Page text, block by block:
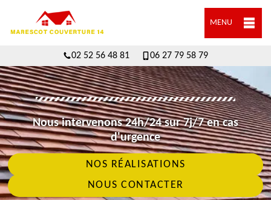
MENU
02 52 56 48 81 06 27 79 58 79
Nous intervenons 24h/24 sur 7j/7 en cas
d'urgence
NOS RÉALISATIONS
NOUS CONTACTER